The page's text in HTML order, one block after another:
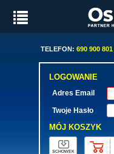
TELEFON: 690 900 801
LOGOWANIE
Adres Email
Twoje Hasło
MÓJ KOSZYK
SCHOWEK